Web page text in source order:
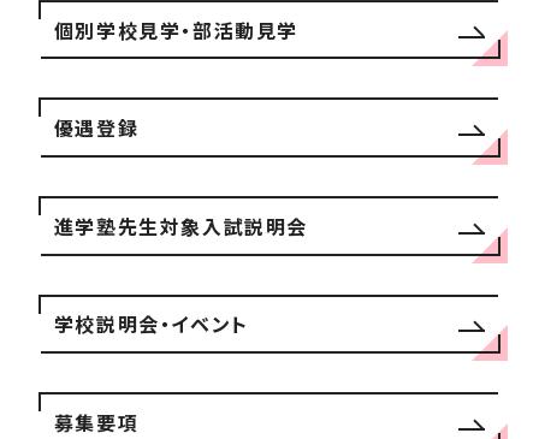
個別学校見学・部活動見学
優遇登録
進学塾先生対象入試説明会
学校説明会・イベント
募集要項